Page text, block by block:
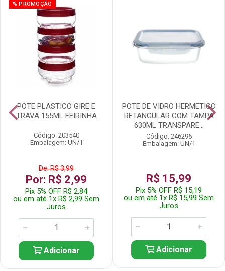
% PROMOÇÃO
POTE PLASTICO GIRE E
TRAVA 155ML FEIRINHA
Código: 203540
Embalagem: UN/1
De: R$ 3,99
Por: R$ 2,99
Pix 5% OFF R$ 2,84
ou em até 1x R$ 2,99 Sem
Juros
Adicionar
POTE DE VIDRO HERMETICO
RETANGULAR COM TAMPA
630ML TRANSPARE...
Código: 246296
Embalagem: UN/1
R$ 15,99
Pix 5% OFF R$ 15,19
ou em até 1x R$ 15,99 Sem
Juros
Adicionar